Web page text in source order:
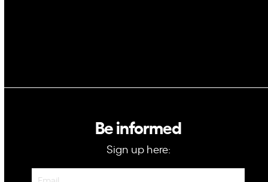
Be informed
Sign up here:
Newsletter